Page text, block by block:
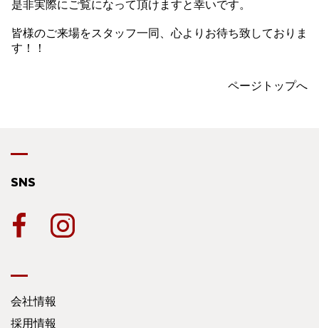
是非実際にご覧になって頂けますと幸いです。
皆様のご来場をスタッフ一同、心よりお待ち致しておりま
す！！
ページトップへ
SNS
会社情報
採用情報